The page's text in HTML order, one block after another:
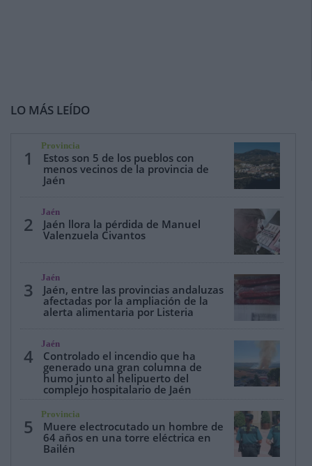
LO MÁS LEÍDO
1
Provincia
Estos son 5 de los pueblos con
menos vecinos de la provincia de
Jaén
2
Jaén
Jaén llora la pérdida de Manuel
Valenzuela Civantos
3
Jaén
Jaén, entre las provincias andaluzas
afectadas por la ampliación de la
alerta alimentaria por Listeria
4
Jaén
Controlado el incendio que ha
generado una gran columna de
humo junto al helipuerto del
complejo hospitalario de Jaén
5
Provincia
Muere electrocutado un hombre de
64 años en una torre eléctrica en
Bailén